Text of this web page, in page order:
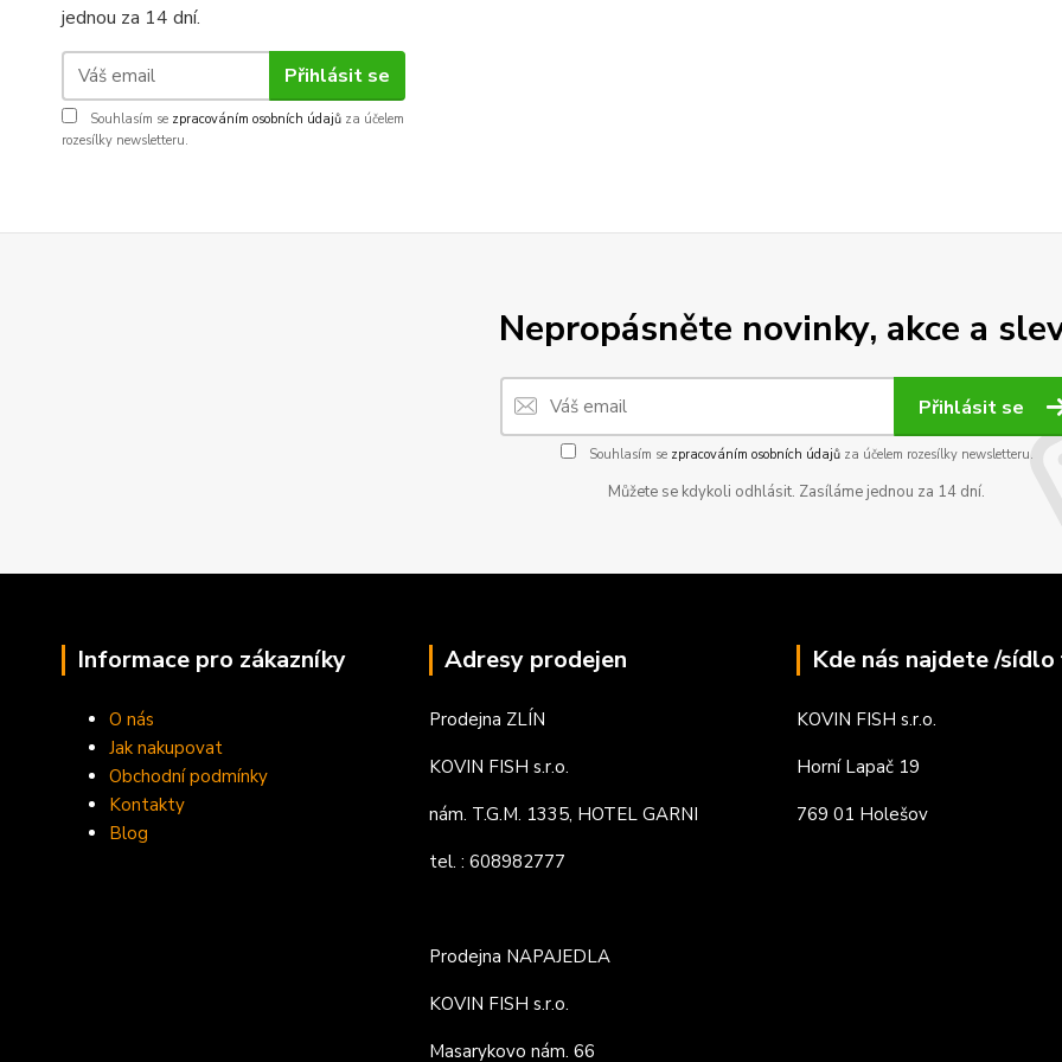
jednou za 14 dní.
Přihlásit se
Souhlasím se zpracováním osobních údajů za účelem
rozesílky newsletteru.
Nepropásněte novinky, akce a
Přihlásit se
Souhlasím se zpracováním osobních údajůza účelem rozesílky newsletteru.
Můžete se kdykoli odhlásit. Zasíláme jednou za 14 dní.
Informace pro zákazníky
O nás
Jak nakupovat
Obchodní podmínky
Kontakty
Blog
Adresy prodejen
Prodejna ZLÍN
KOVIN FISH s.r.o.
nám. T.G.M. 1335, HOTEL GARNI
tel. : 608982777
Prodejna NAPAJEDLA
KOVIN FISH s.r.o.
Masarykovo nám. 66
Kde nás najdete /
KOVIN FISH s.r.o.
Horní Lapač 19
769 01 Holešov